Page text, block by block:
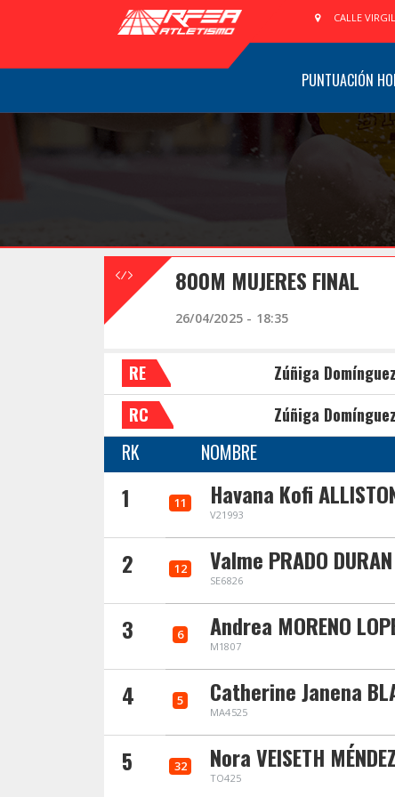
CALLE
PUNTUACIÓN
800M MUJERES FINAL
26/04/2025 - 18:35
RE Zúñiga
RC Zúñiga
RK NOMBRE
1 11 Havana Kofi
V21993
2 12 Valme PRADO DURAN
SE6826
3 6 Andrea MORENO
M1807
4 5 Catherine Janena
MA4525
5 32 Nora VEISETH MÉNDEZ
TO425